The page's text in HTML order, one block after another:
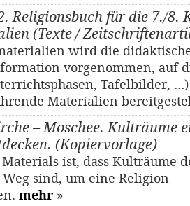
Religionsbuch für die 7./8.
(Texte /
wird die
vorgenommen, auf
Tafelbilder,
Materialien
– Moschee. Kulträume
(Kopiervorlage)
ist, dass Kulträume
sind, um eine Religion
mehr »